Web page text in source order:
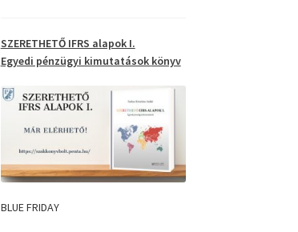
SZERETHETŐ IFRS alapok I.
Egyedi pénzügyi kimutatások könyv
BLUE FRIDAY